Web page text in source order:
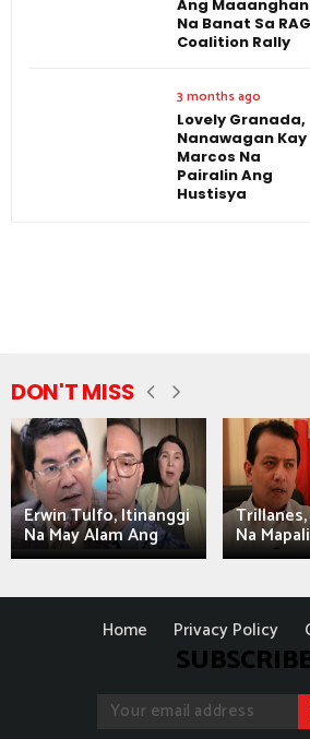
Ang
Na Banat Sa
Coalition Rally
3 months ago
Lovely Granada,
Nanawagan Kay
Marcos Na
Pairalin Ang
Hustisya
DON'T MISS
Erwin Tulfo, Itinanggi
Na May Alam Ang Na
Home Privacy Policy